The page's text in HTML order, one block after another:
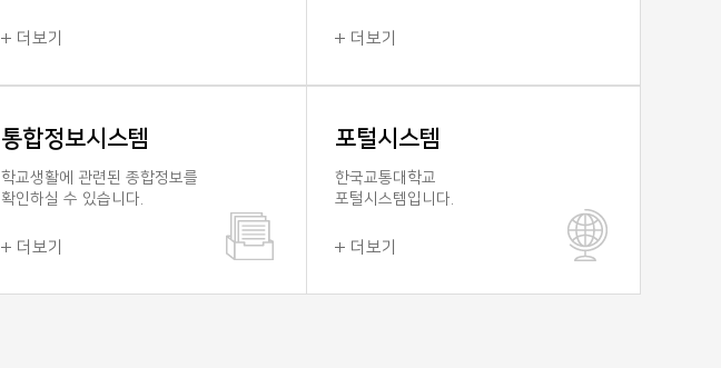
2017-07-26 2017-05-22
계약직(항공정비사) 채용 공고
한국교통대학교 비행훈련원 계약직(항공정비사) 채용
공고한국교통대학교 공고 제2017-65호한국교통대학교
비행훈련원 계약직(항공정비사) 채용계획을 붙임과 같이
3월 19일(일) 전체 소집 교육 공지
원장님 주관 전체교육 공지합니다.- 일 시 : 2017. 3.
(일)- 장 소: 충주 본교 (경영항공관, 자세한 장소는 추
공지)- 시간 : 15:00 ~ 18: 00- 대...
더보기 더보기
통합정보시스템
학교생활에 관련된 종합정보를
확인하실 수 있습니다.
더보기
포털시스템
한국교통대학교
포털시스템입니다.
더보기